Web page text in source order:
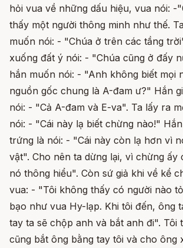
hỏi vua về những dấu hiệu, vua nói: -
thấy một người thông minh như thế.
muốn nói: - "Chúa ở trên các tầng
xuống đất ý nói: - "Chúa cũng ở đấy
hắn muốn nói: - "Anh không biết mọi
nguồn gốc chung là A-đam ư?" Hắn
nói: - "Cả A-đam và E-va". Ta lấy ra
nói: - "Cái này lạ biết chừng nào!"
trứng là nói: - "Cái này còn lạ hơn vì
vật". Cho nên ta dừng lại, vì chừng ấy
nó thông hiểu". Còn sứ giả khi về kể
vua: - "Tôi không thấy có người nào
bạo như vua Hy-lạp. Khi tôi đến, ông
tay ta sẽ chộp anh và bắt anh đi". Tôi
cũng bắt ông bằng tay tôi và cho ông